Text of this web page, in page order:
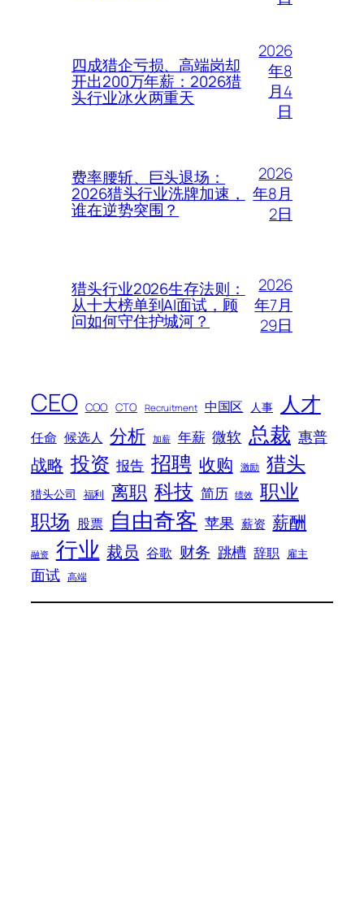
四成猎企亏损、高端岗却
开出200万年薪：2026猎
头行业冰火两重天
2026
年8
月4
日
费率腰斩、巨头退场：
2026猎头行业洗牌加速，
谁在逆势突围？
2026
年8月
2日
猎头行业2026生存法则：
从十大榜单到AI面试，顾
问如何守住护城河？
2026
年7月
29日
CEO COO CTO Recruitment 中国区 人事 人才
任命 候选人 分析 加薪 年薪 微软 总裁 惠普
战略 投资 报告 招聘 收购 激励 猎头
猎头公司 福利 离职 科技 简历 绩效 职业
职场 股票 自由奇客 苹果 薪资 薪酬
融资 行业 裁员 谷歌 财务 跳槽 辞职 雇主
面试 高端